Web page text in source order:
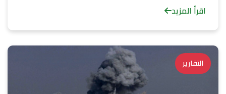
اقرأ المزيد
التقارير